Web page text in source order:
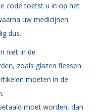
code toetst u in op het
uw medicijnen
dus.
niet in de
zoals glazen flessen
moeten in de
moet worden, dan